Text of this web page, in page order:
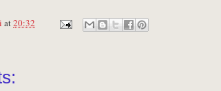
at20:32